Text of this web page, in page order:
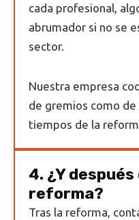
cada profesional,
abrumador si no se
sector.
Nuestra empresa
de gremios como
tiempos de la
4. ¿Y
reforma?
Tras la reforma,